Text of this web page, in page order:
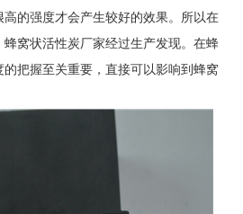
的强度才会产生较好的效果。所以在
窝状活性炭厂家经过生产发现。在蜂
把握至关重要，直接可以影响到蜂窝